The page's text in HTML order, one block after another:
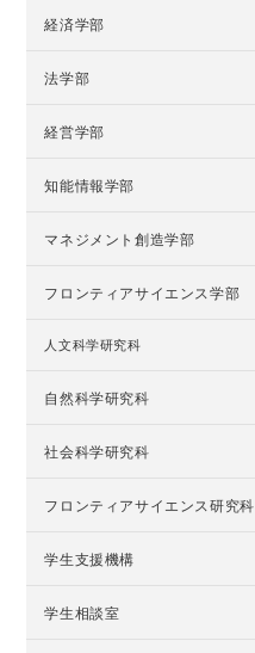
経済学部
法学部
経営学部
知能情報学部
マネジメント創造学部
フロンティアサイエンス学部
人文科学研究科
自然科学研究科
社会科学研究科
フロンティアサイエンス研究科
学生支援機構
学生相談室